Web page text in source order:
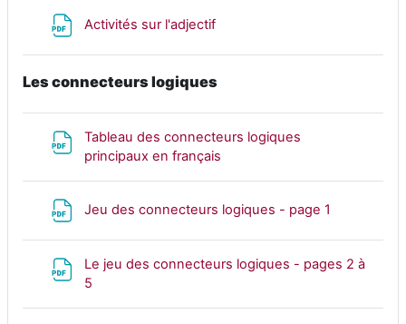
Activités sur l'adjectif
Les connecteurs logiques
Tableau des connecteurs logiques
principaux en français
Jeu des connecteurs logiques - page 1
Le jeu des connecteurs logiques - pages 2 à
5